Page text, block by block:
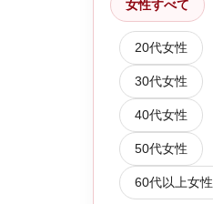
女性すべて
20代女性
30代女性
40代女性
50代女性
60代以上女性